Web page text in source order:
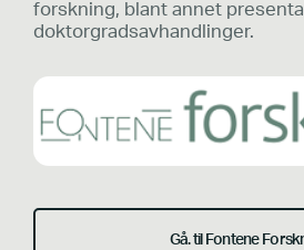
forskning, blant annet
doktorgradsavhandlinger.
Gå. til Fontene